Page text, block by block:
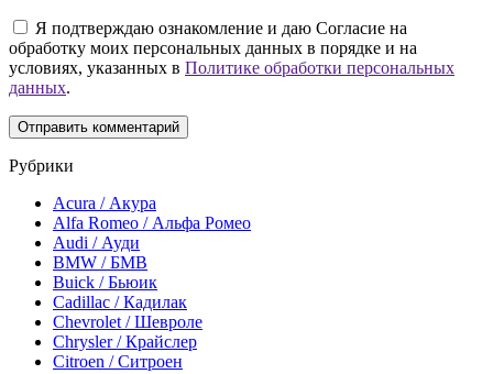
Я подтверждаю ознакомление и даю Согласие на
обработку моих персональных данных в порядке и на
условиях, указанных в Политике обработки персональных
данных.
Рубрики
Acura / Акура
Alfa Romeo / Альфа Ромео
Audi / Ауди
BMW / БМВ
Buick / Бьюик
Cadillac / Кадилак
Chevrolet / Шевроле
Chrysler / Крайслер
Citroen / Ситроен